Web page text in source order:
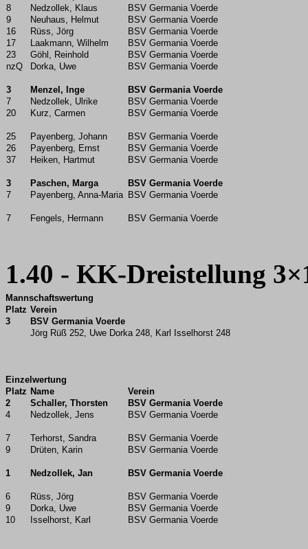
8
Nedzollek, Klaus
BSV Germania Voerde
9
Neuhaus, Helmut
BSV Germania Voerde
16
Rüss, Jörg
BSV Germania Voerde
17
Laakmann, Wilhelm
BSV Germania Voerde
23
Göhl, Reinhold
BSV Germania Voerde
nzQ
Dorka, Uwe BSV Germania Voerde
3 Menzel, Inge
BSV Germania Voerde
7
Nedzollek, Ulrike
BSV Germania Voerde
20
Kurz, Carmen BSV Germania Voerde
25 Payenberg, Johann
BSV Germania Voerde
26
Payenberg, Ernst
BSV Germania Voerde
37
Heiken, Hartmut BSV Germania Voerde
3 Paschen, Marga
BSV Germania Voerde
7
Payenberg, Anna-Maria BSV Germania Voerde
7 Fengels, Hermann BSV Germania Voerde
1.40 - KK-Dreistellung
Mannschaftswertung
Platz Verein
3
BSV Germania Voerde
Jörg Rüß 252, Uwe Dorka 248, Karl Isselhorst 248
Einzelwertung
Platz Name
Verein
2
Schaller, Thorsten
BSV Germania Voerde
4
Nedzollek, Jens BSV Germania Voerde
7 Terhorst, Sandra
BSV Germania Voerde
9
Drüten, Karin BSV Germania Voerde
1 Nedzollek, Jan BSV Germania Voerde
6 Rüss, Jörg
BSV Germania Voerde
9
Dorka, Uwe
BSV Germania Voerde
10
Isselhorst, Karl BSV Germania Voerde